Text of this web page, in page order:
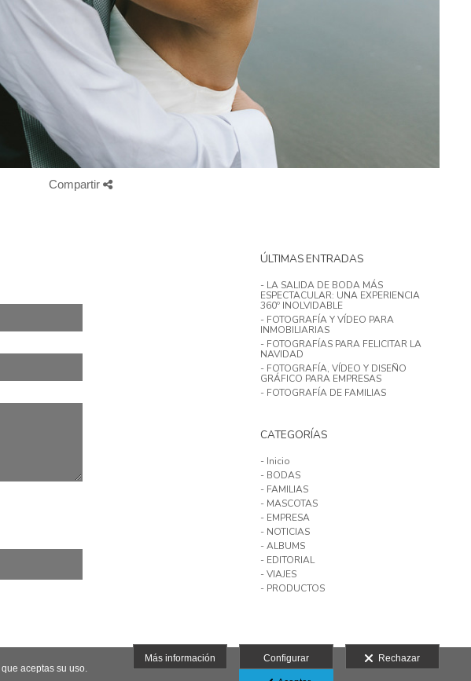
Compartir
ÚLTIMAS ENTRADAS
- LA SALIDA DE BODA MÁS
ESPECTACULAR: UNA EXPERIENCIA
360º INOLVIDABLE
- FOTOGRAFÍA Y VÍDEO PARA
INMOBILIARIAS
- FOTOGRAFÍAS PARA FELICITAR LA
NAVIDAD
- FOTOGRAFÍA, VÍDEO Y DISEÑO
GRÁFICO PARA EMPRESAS
- FOTOGRAFÍA DE FAMILIAS
CATEGORÍAS
- Inicio
- BODAS
- FAMILIAS
- MASCOTAS
- EMPRESA
- NOTICIAS
- ALBUMS
- EDITORIAL
- VIAJES
- PRODUCTOS
aceptas su uso.
Más información Configurar Rechazar